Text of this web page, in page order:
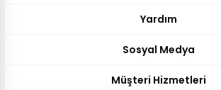
Yardım
Sosyal Medya
Müşteri Hizmetleri